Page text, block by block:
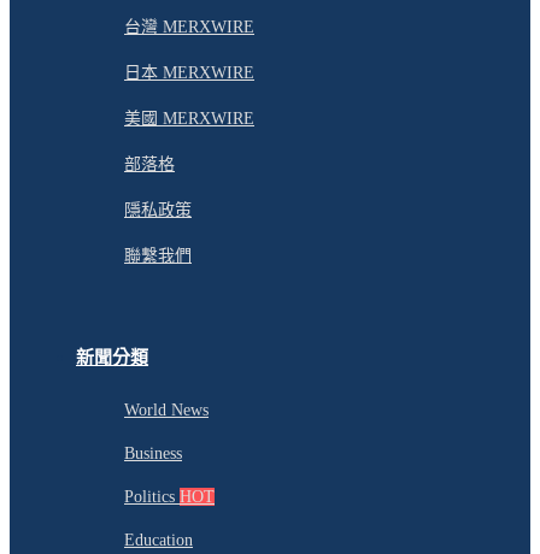
台灣 MERXWIRE
日本 MERXWIRE
美國 MERXWIRE
部落格
隱私政策
聯繫我們
新聞分類
World News
Business
Politics HOT
Education